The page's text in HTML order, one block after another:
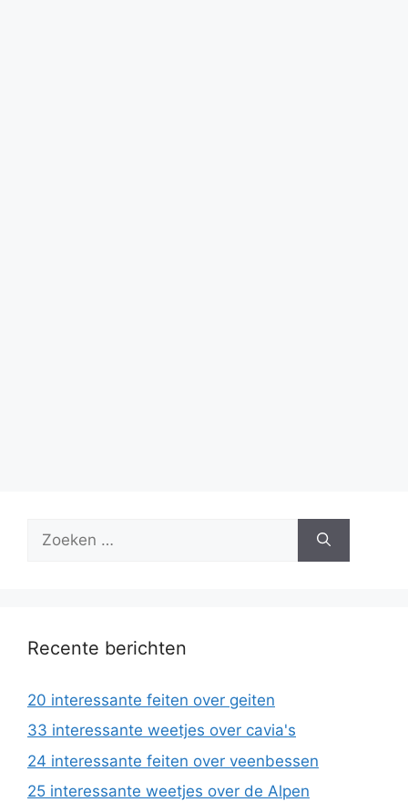
naar:
Recente berichten
20 interessante feiten over geiten
33 interessante weetjes over cavia's
24 interessante feiten over veenbessen
25 interessante weetjes over de Alpen